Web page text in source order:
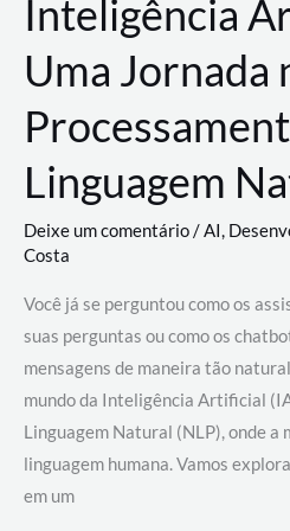
Inteligência
Uma Jornada
Linguagem
Deixe um comentário/AI,
Costa
Você já se perguntou como os
suas perguntas ou como os
mensagens de maneira tão
mundo da Inteligência Artificial
Linguagem Natural (NLP), onde a
linguagem humana. Vamos
em um